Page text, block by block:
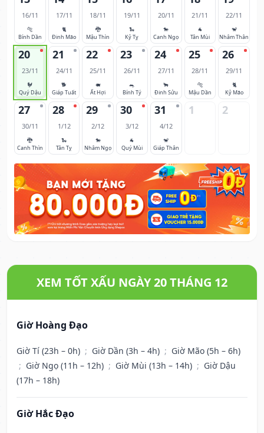
16/11
🐅
Bính Dần
17/11
🐈
Đinh Mão
18/11
🐉
Mậu Thìn
19/11
🐍
Kỷ Tỵ
20/11
🐎
Canh Ngọ
21/11
🐐
Tân Mùi
22/11
🐒
Nhâm Thân
20
23/11
🐓
Quý Dậu
21
24/11
🐕
Giáp Tuất
22
25/11
🐖
Ất Hợi
23
26/11
🐀
Bính Tý
24
27/11
🐂
Đinh Sửu
25
28/11
🐅
Mậu Dần
26
29/11
🐈
Kỷ Mão
27
30/11
🐉
Canh Thìn
28
1/12
🐍
Tân Tỵ
29
2/12
🐎
Nhâm Ngọ
30
3/12
🐐
Quý Mùi
31
4/12
🐒
Giáp Thân
1 2
XEM TỐT XẤU NGÀY 20 THÁNG 12
Giờ Hoàng Đạo
Giờ Tí (23h – 0h) ; Giờ Dần (3h – 4h) ; Giờ Mão (5h – 6h)
; Giờ Ngọ (11h – 12h) ; Giờ Mùi (13h – 14h) ; Giờ Dậu
(17h – 18h)
Giờ Hắc Đạo